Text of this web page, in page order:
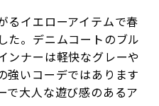
るイエローアイテムで春
た。デニムコートのブル
ンナーは軽快なグレーや
強いコーデではあります
で大人な遊び感のあるア